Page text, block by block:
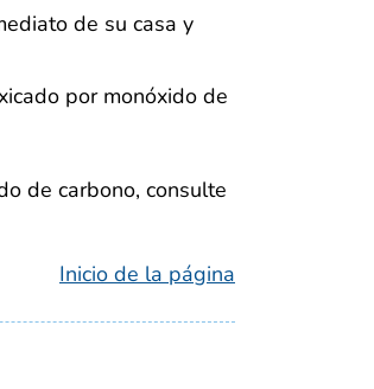
de su casa y
por monóxido de
de carbono, consulte
Inicio de la página